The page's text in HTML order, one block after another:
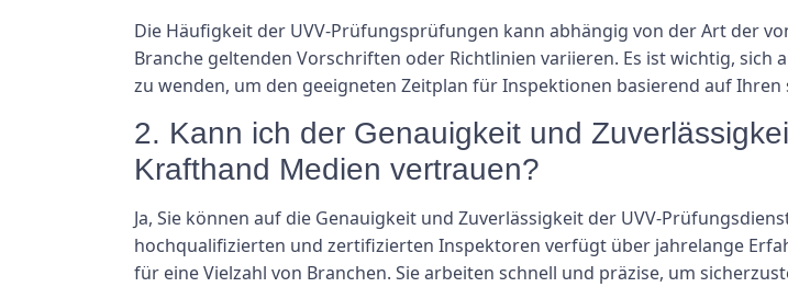
Die Häufigkeit der UVV-Prüfungsprüfungen kann abhängig von der Art der
Branche geltenden Vorschriften oder Richtlinien variieren. Es ist wichtig,
zu wenden, um den geeigneten Zeitplan für Inspektionen basierend auf
2. Kann ich der Genauigkeit und
Krafthand Medien vertrauen?
Ja, Sie können auf die Genauigkeit und Zuverlässigkeit der UVV-
hochqualifizierten und zertifizierten Inspektoren verfügt über jahrelange
für eine Vielzahl von Branchen. Sie arbeiten schnell und präzise, ​​um